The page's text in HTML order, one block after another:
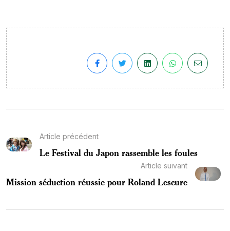
Article précédent
Le Festival du Japon rassemble les foules
Article suivant
Mission séduction réussie pour Roland Lescure